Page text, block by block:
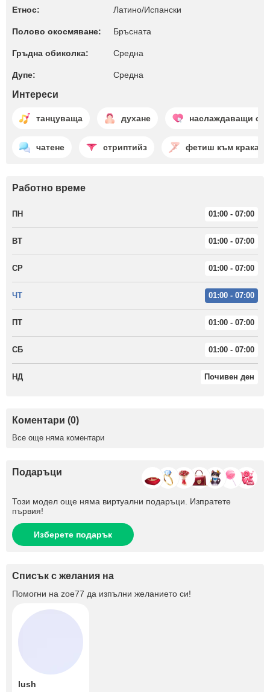
Етнос: Латино/Испански
Полово окосмяване: Бръсната
Гръдна обиколка: Среднa
Дупе: Среднa
Интереси
танцуваща духане наслаждаващи се
чатене стриптийз фетиш към крака
Работно време
ПН 01:00 - 07:00
ВТ 01:00 - 07:00
СР 01:00 - 07:00
ЧТ 01:00 - 07:00
ПТ 01:00 - 07:00
СБ 01:00 - 07:00
НД Почивен ден
Коментари (0)
Все още няма коментари
Подаръци
Този модел още няма виртуални подаръци. Изпратете
първия!
Изберете подарък
Списък с желания на
Помогни на zoe77 да изпълни желанието си!
lush